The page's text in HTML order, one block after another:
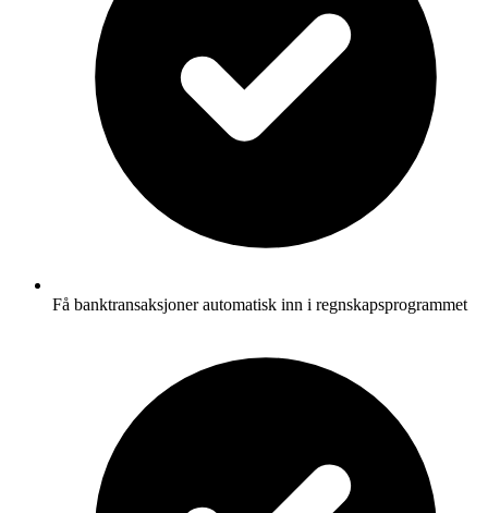
Få banktransaksjoner automatisk inn i regnskapsprogrammet